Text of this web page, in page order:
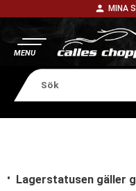
person MINA
Lagerstatusen gäller